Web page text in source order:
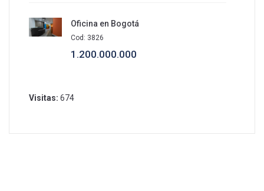
Oficina en Bogotá
Cod: 3826
1.200.000.000
Visitas: 674